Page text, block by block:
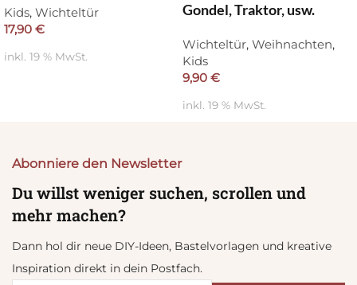
Kids, Wichteltür
17,90 €
inkl. 19 % MwSt.
Gondel, Traktor, usw.
Wichteltür, Weihnachten,
Kids
9,90 €
inkl. 19 % MwSt.
Abonniere den Newsletter
Du willst weniger suchen, scrollen und
mehr machen?
Dann hol dir neue DIY-Ideen, Bastelvorlagen und kreative
Inspiration direkt in dein Postfach.